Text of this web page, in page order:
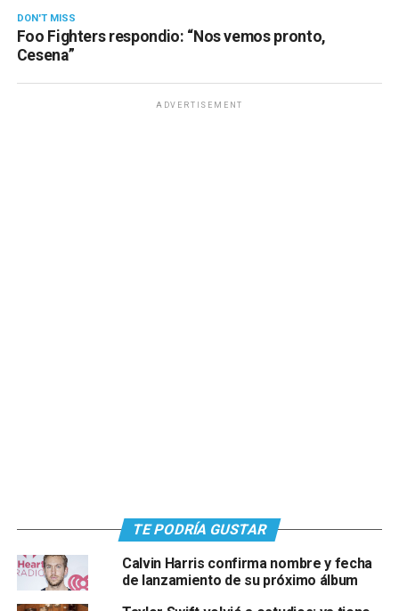
DON'T MISS
Foo Fighters respondio: “Nos vemos pronto,
Cesena”
ADVERTISEMENT
TE PODRÍA GUSTAR
Calvin Harris confirma nombre y fecha
de lanzamiento de su próximo álbum